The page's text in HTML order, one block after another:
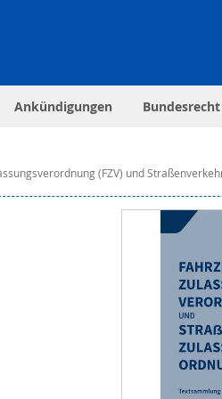
Ankündigungen Bundesrecht
(FZV) und
Bildergalerie